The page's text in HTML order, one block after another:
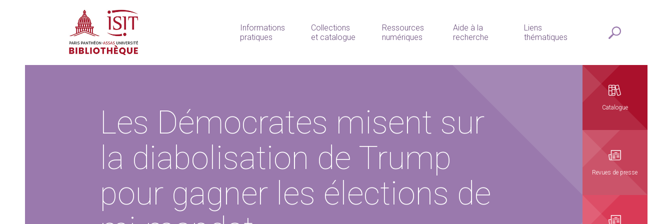
Informations
pratiques
Collections
et catalogue
Ressources
numériques
Aide à la
recherche
Liens
thématiques
Les Démocrates misent sur
la diabolisation de Trump
pour gagner les élections de
Catalogue
Revues de presse